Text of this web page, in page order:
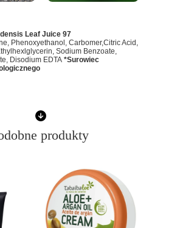
Leaf Juice 97
Phenoxyethanol, Carbomer,Citric Acid,
Sodium Benzoate,
Disodium EDTA *Surowiec
produkty